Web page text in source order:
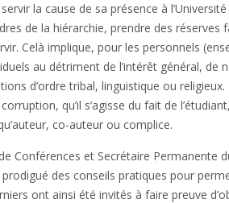
la cause de sa présence à
de la hiérarchie, prendre des réserves
Celà implique, pour les personnels
au détriment de l’intérêt général, de
d’ordre tribal, linguistique ou religieux.
qu’il s’agisse du fait de
co-auteur ou complice.
Conférences et Secrétaire Permanente
des conseils pratiques pour
ont ainsi été invités à faire preuve